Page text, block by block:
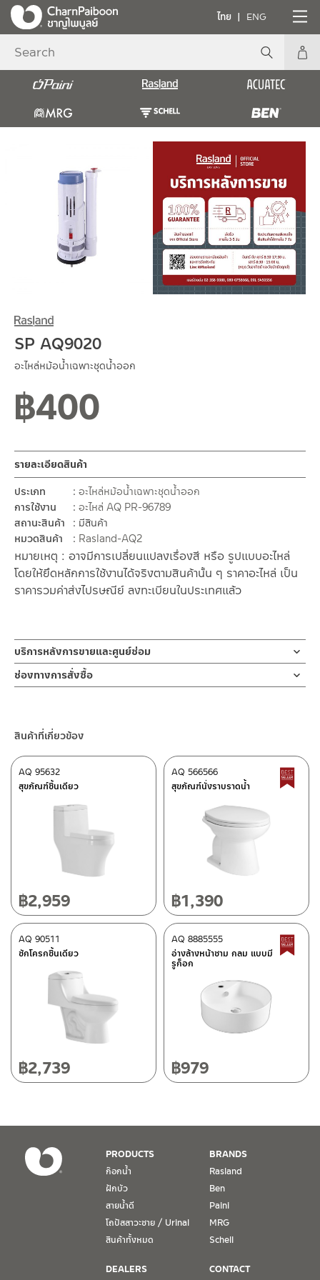
ไทย ENG
SP AQ9020
อะไหล่หม้อน้ำเฉพาะชุดน้ำออก
฿400
รายละเอียดสินค้า
ประเภท
อะไหล่หม้อน้ำเฉพาะชุดน้ำออก
การใช้งาน
อะไหล่ AQ PR-96789
สถานะสินค้า
มีสินค้า
หมวดสินค้า
Rasland-AQ2
หมายเหตุ : อาจมีการเปลี่ยนแปลงเรื่องสี หรือ รูปแบบอะไหล่
โดยให้ยึดหลักการใช้งานได้จริงตามสินค้านั้น ๆ ราคาอะไหล่ เป็น
ราคารวมค่าส่งไปรษณีย์ ลงทะเบียนในประเทศแล้ว
บริการหลังการขายและศูนย์ซ่อม
ช่องทางออนไลน์
– Email: contact@charnpaiboon.com
ศูนย์บริการและอะไหล่ กรุงเทพฯ
662/61-62 ถนน พระราม3 แขวงบางโพงพาง เขตยานนาวา กรุงเทพฯ
โทร: 02-358-0080 / 080-075-8668 / 091-545-0556
ศูนย์บริการและอะไหล่
118/33 โครงการอรสิริน ม.8 ต.สันปูเลย อ.ดอยสะเก็ด เชียงใหม่
โทร: 080-075-2626
วันและเวลาทำการ
วันจันทร์ – วันศุกร์ เวลา 8:30-17:30 น.
วันเสาร์ เวลา 8:30-15:00 น.
1. การรับประกัน จะต้องมีหลักฐานการซื้อ หรือ ใบเสร็จ โดยทางบริษัทฯ
ขอตรวจสอบโดยนับวันซื้อขายเป็นสำคัญ ทางบริษัทฯ ไม่สามารถให้
เงื่อนไขการรับประกันสินค้าได้ หากไม่มีเอกสารดังกล่าว
2. การรับประกันสินค้า จะรับประกันฉพาะสินค้าที่อยู่ในสภาพการใช้งาน
ปกติ หากมีตำหนิ ชำรุด ร้าว ตกพื้น หรือสภาพภายนอกอยู่ในสภาพที่ใช้
ช่องทางการสั่งซื้อ
– Shopee
–Lazada
ติดต่อพนักงานขาย / Contact Sales Staff
@charnpaiboon.sales
ติดต่อ ชาญไพบูลย์ / Contact Us คลิกที่นี่
สินค้าที่เกี่ยวข้อง
สุขภัณฑ์ชิ้นเดียว
AQ 95632
฿2,959
สุขภัณฑ์นั่งราบราดน้ำ
AQ 566566
฿1,390
ชักโครกชิ้นเดียว
AQ 90511
฿2,739
อ่างล้างหน้าชาม กลม แบบมี
รูก็อก
AQ 8885555
฿979
PRODUCTS
ก๊อกน้ำ
ฝักบัว
สายน้ำดี
โถปัสสาวะชาย / Urinal
สินค้าทั้งหมด
BRANDS
Rasland
Ben
Paini
MRG
Schell
DEALERS
CONTACT